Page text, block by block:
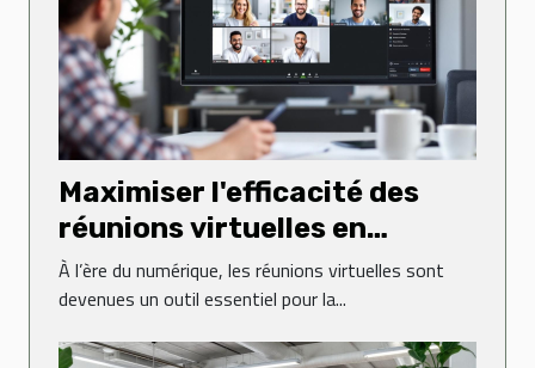
Maximiser l'efficacité des
réunions virtuelles en
entreprise
À l’ère du numérique, les réunions virtuelles sont
devenues un outil essentiel pour la...